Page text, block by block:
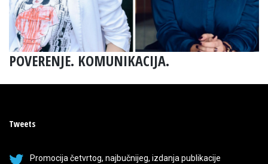
POVERENJE. KOMUNIKACIJA.
Tweets
Promocija četvrtog, najbučnijeg, izdanja publikacije